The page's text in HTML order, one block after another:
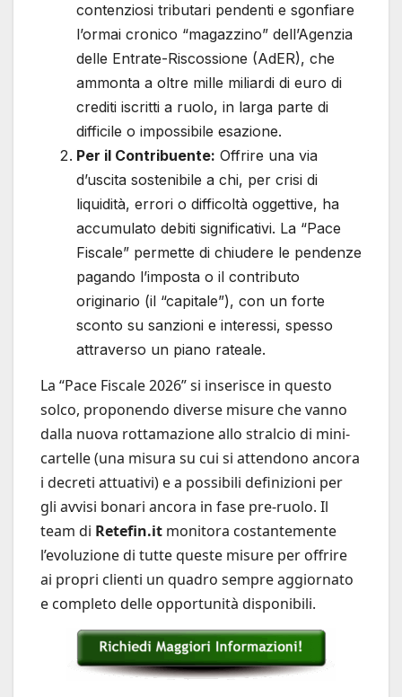
contenziosi tributari pendenti e sgonfiare
l’ormai cronico “magazzino” dell’Agenzia
delle Entrate-Riscossione (AdER), che
ammonta a oltre mille miliardi di euro di
crediti iscritti a ruolo, in larga parte di
difficile o impossibile esazione.
Per il Contribuente: Offrire una via
d’uscita sostenibile a chi, per crisi di
liquidità, errori o difficoltà oggettive, ha
accumulato debiti significativi. La “Pace
Fiscale” permette di chiudere le pendenze
pagando l’imposta o il contributo
originario (il “capitale”), con un forte
sconto su sanzioni e interessi, spesso
attraverso un piano rateale.
La “Pace Fiscale 2026” si inserisce in questo
solco, proponendo diverse misure che vanno
dalla nuova rottamazione allo stralcio di mini-
cartelle (una misura su cui si attendono ancora
i decreti attuativi) e a possibili definizioni per
gli avvisi bonari ancora in fase pre-ruolo. Il
team di Retefin.it monitora costantemente
l’evoluzione di tutte queste misure per offrire
ai propri clienti un quadro sempre aggiornato
e completo delle opportunità disponibili.